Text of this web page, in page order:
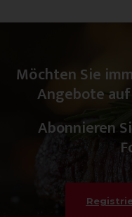
Möchten Sie
Angebote
Abonnieren